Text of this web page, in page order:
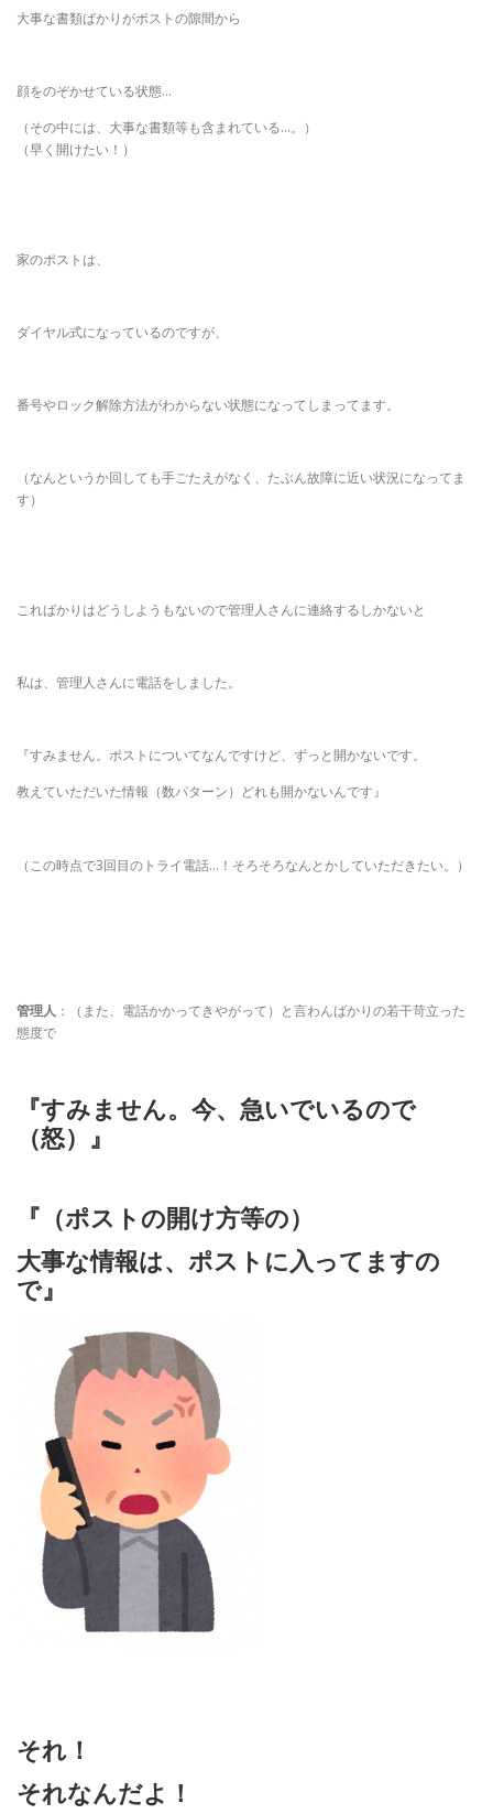
大事な書類ばかりがポストの隙間から
顔をのぞかせている状態…
（その中には、大事な書類等も含まれている…。）
（早く開けたい！）
家のポストは、
ダイヤル式になっているのですが、
番号やロック解除方法がわからない状態になってしまってます。
（なんというか回しても手ごたえがなく、たぶん故障に近い状況になってま
す）
こればかりはどうしようもないので管理人さんに連絡するしかないと
私は、管理人さんに電話をしました。
『すみません。ポストについてなんですけど、ずっと開かないです。
教えていただいた情報（数パターン）どれも開かないんです』
（この時点で3回目のトライ電話…！そろそろなんとかしていただきたい。）
管理人 ：（また、電話かかってきやがって）と言わんばかりの若干苛立った
態度で
『すみません。今、急いでいるので
（怒）』
『（ポストの開け方等の）
大事な情報は、ポストに入ってますの
で』
それ！
それなんだよ！